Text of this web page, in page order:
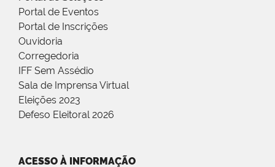
Portal de Eventos
Portal de Inscrições
Ouvidoria
Corregedoria
IFF Sem Assédio
Sala de Imprensa Virtual
Eleições 2023
Defeso Eleitoral 2026
ACESSO À INFORMAÇÃO